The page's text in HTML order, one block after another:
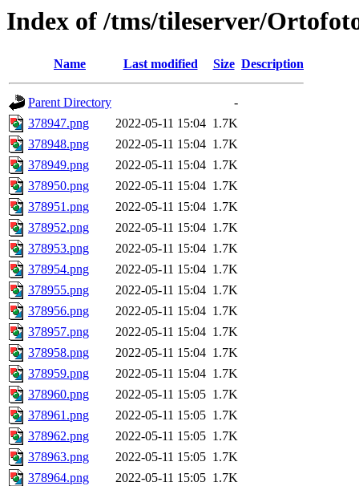
Index of /tms/tileserver/
Name Last modified Size Description
Parent Directory
-
378947.png
2022-05-11 15:04 1.7K
378948.png
2022-05-11 15:04 1.7K
378949.png
2022-05-11 15:04 1.7K
378950.png
2022-05-11 15:04 1.7K
378951.png
2022-05-11 15:04 1.7K
378952.png
2022-05-11 15:04 1.7K
378953.png
2022-05-11 15:04 1.7K
378954.png
2022-05-11 15:04 1.7K
378955.png
2022-05-11 15:04 1.7K
378956.png
2022-05-11 15:04 1.7K
378957.png
2022-05-11 15:04 1.7K
378958.png
2022-05-11 15:04 1.7K
378959.png
2022-05-11 15:04 1.7K
378960.png
2022-05-11 15:05 1.7K
378961.png
2022-05-11 15:05 1.7K
378962.png
2022-05-11 15:05 1.7K
378963.png
2022-05-11 15:05 1.7K
378964.png
2022-05-11 15:05 1.7K